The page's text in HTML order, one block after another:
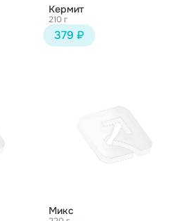
Кермит
210 г
379 ₽
Микс